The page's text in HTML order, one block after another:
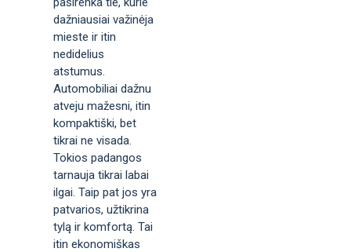
dažniausiai važinėja
mieste ir itin
nedidelius
atstumus.
Automobiliai dažnu
atveju mažesni, itin
kompaktiški, bet
tikrai ne visada.
Tokios padangos
tarnauja tikrai labai
ilgai. Taip pat jos yra
patvarios, užtikrina
tylą ir komfortą. Tai
itin ekonomiškas